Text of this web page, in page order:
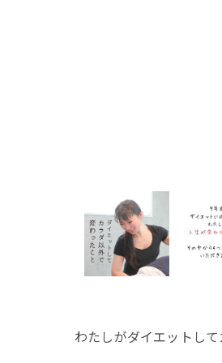
わたしがダイエットし